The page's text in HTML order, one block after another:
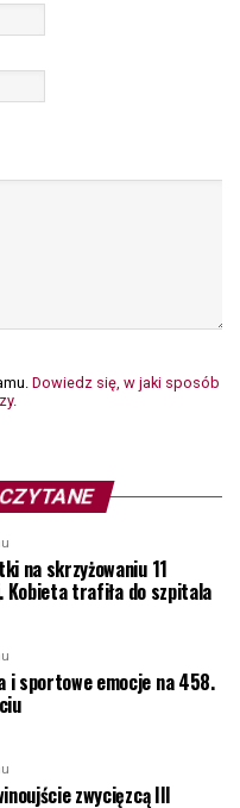
Dowiedz się, w jaki sposób
na skrzyżowaniu 11
Kobieta trafiła do szpitala
i sportowe emocje na 458.
zwycięzcą III